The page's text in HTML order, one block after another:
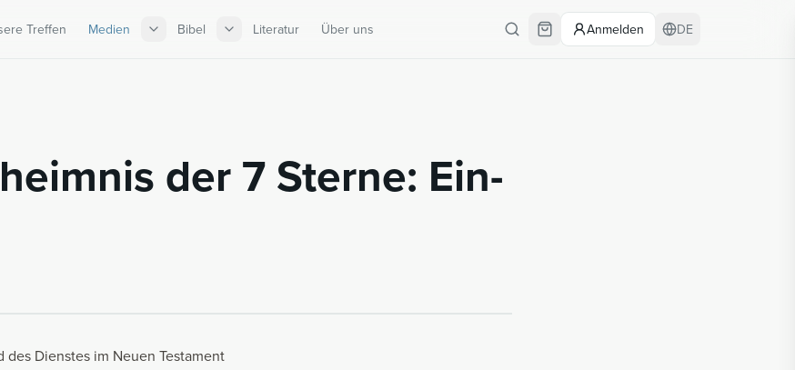
Treffen Medien Bibel Literatur Über uns Anmelden DE
der 7 Ster­ne: Ein­
des Dienstes im Neuen Testament